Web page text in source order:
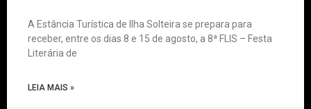
A Estância Turística de Ilha Solteira se prepara para
receber, entre os dias 8 e 15 de agosto, a 8ª FLIS – Festa
Literária de
LEIA MAIS »